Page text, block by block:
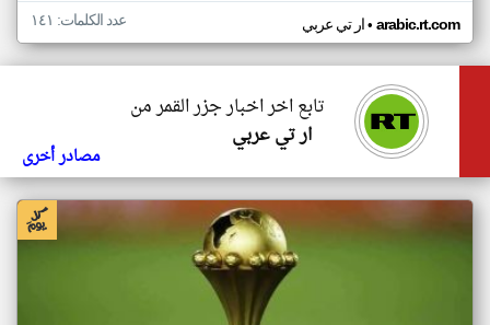
ار تي عربي• arabic.rt.com عدد الكلمات: ١٤١
تابع اخر اخبار جزر القمر من
ار تي عربي
مصادر أخرى